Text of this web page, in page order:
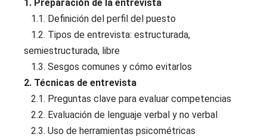
1. Preparación de la entrevista
1.1. Definición del perfil del puesto
1.2. Tipos de entrevista: estructurada,
semiestructurada, libre
1.3. Sesgos comunes y cómo evitarlos
2. Técnicas de entrevista
2.1. Preguntas clave para evaluar competencias
2.2. Evaluación de lenguaje verbal y no verbal
2.3. Uso de herramientas psicométricas